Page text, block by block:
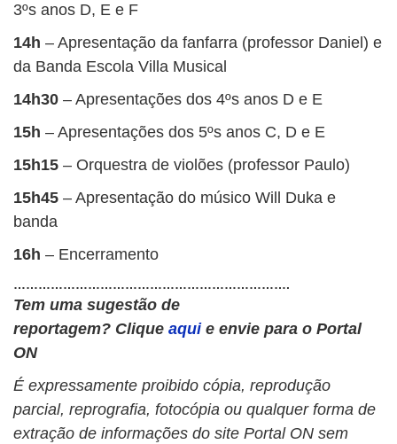
3ºs anos D, E e F
14h – Apresentação da fanfarra (professor Daniel) e
da Banda Escola Villa Musical
14h30 – Apresentações dos 4ºs anos D e E
15h – Apresentações dos 5ºs anos C, D e E
15h15 – Orquestra de violões (professor Paulo)
15h45 – Apresentação do músico Will Duka e
banda
16h – Encerramento
………………………………………………………….
Tem uma sugestão de
reportagem? Clique aqui e envie para o Portal
ON
É expressamente proibido cópia, reprodução
parcial, reprografia, fotocópia ou qualquer forma de
extração de informações do site Portal ON sem